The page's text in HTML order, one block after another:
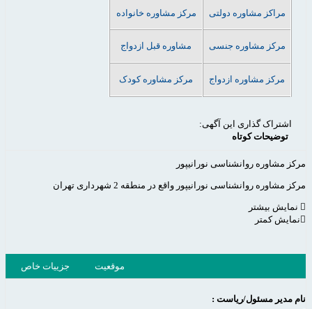
مراکز مشاوره دولتی مرکز مشاوره خانواده
مرکز مشاوره جنسی مشاوره قبل ازدواج
مرکز مشاوره ازدواج مرکز مشاوره کودک
اشتراک گذاری این آگهی:
توضیحات کوتاه
مرکز مشاوره روانشناسی نورانیپور
مرکز مشاوره روانشناسی نورانیپور واقع در منطقه 2 شهرداری تهران
نمایش بیشتر
نمایش کمتر
جزییات خاص موقعیت
نام مدیر مسئول/ریاست :